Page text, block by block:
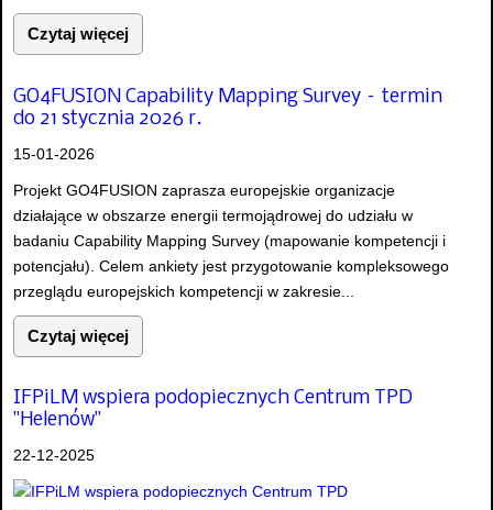
Czytaj więcej
GO4FUSION Capability Mapping Survey – termin
do 21 stycznia 2026 r.
15-01-2026
Projekt GO4FUSION zaprasza europejskie organizacje
działające w obszarze energii termojądrowej do udziału w
badaniu Capability Mapping Survey (mapowanie kompetencji i
potencjału). Celem ankiety jest przygotowanie kompleksowego
przeglądu europejskich kompetencji w zakresie...
Czytaj więcej
IFPiLM wspiera podopiecznych Centrum TPD
"Helenów"
22-12-2025